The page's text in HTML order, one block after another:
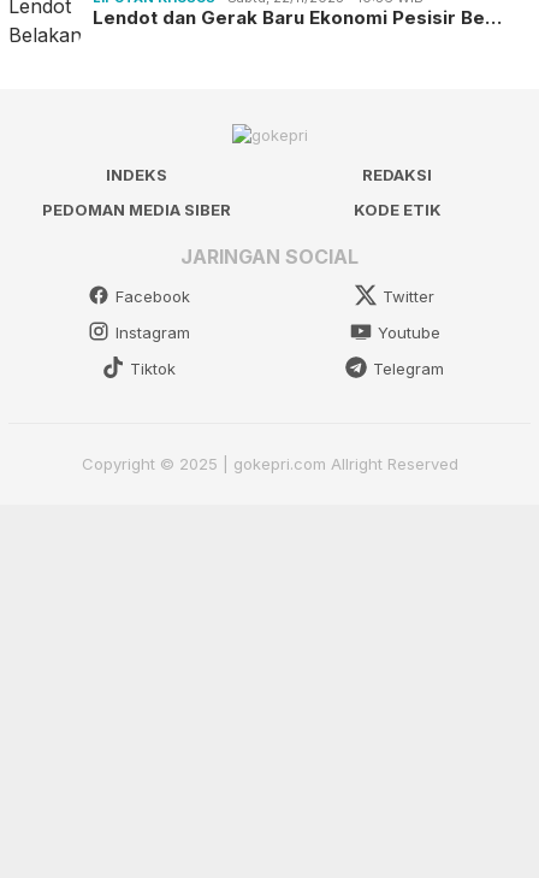
Lendot dan Gerak Baru Ekonomi Pesisir Be…
INDEKS
REDAKSI
PEDOMAN MEDIA SIBER
KODE ETIK
JARINGAN SOCIAL
Facebook
Twitter
Instagram
Youtube
Tiktok
Telegram
Copyright © 2025 | gokepri.com Allright Reserved